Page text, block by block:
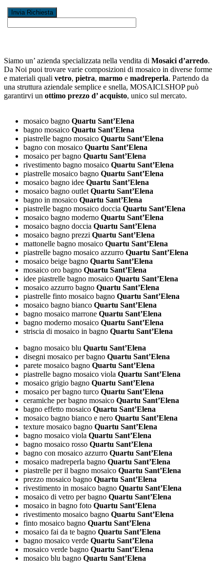
Siamo un’ azienda specializzata nella vendita di Mosaici d’arredo.
Da Noi puoi trovare varie composizioni di mosaico in diverse forme
e materiali quali vetro, pietra, marmo e madreperla. Partendo da
una struttura aziendale semplice e snella, MOSAICI.SHOP può
garantirvi un ottimo prezzo d’ acquisto, unico sul mercato.
mosaico bagno Quartu Sant’Elena
bagno mosaico Quartu Sant’Elena
piastrelle bagno mosaico Quartu Sant’Elena
bagno con mosaico Quartu Sant’Elena
mosaico per bagno Quartu Sant’Elena
rivestimento bagno mosaico Quartu Sant’Elena
piastrelle mosaico bagno Quartu Sant’Elena
mosaico bagno idee Quartu Sant’Elena
mosaico bagno outletQuartu Sant’Elena
bagno in mosaico Quartu Sant’Elena
piastrelle bagno mosaico doccia Quartu Sant’Elena
mosaico bagno moderno Quartu Sant’Elena
mosaico bagno doccia Quartu Sant’Elena
mosaico bagno prezzi Quartu Sant’Elena
mattonelle bagno mosaico Quartu Sant’Elena
piastrelle bagno mosaico azzurro Quartu Sant’Elena
mosaico beige bagno Quartu Sant’Elena
mosaico oro bagno Quartu Sant’Elena
idee piastrelle bagno mosaico Quartu Sant’Elena
mosaico azzurro bagno Quartu Sant’Elena
piastrelle finto mosaico bagno Quartu Sant’Elena
mosaico bagno bianco Quartu Sant’Elena
bagno mosaico marrone Quartu Sant’Elena
bagno moderno mosaico Quartu Sant’Elena
striscia di mosaico in bagno Quartu Sant’Elena
bagno mosaico blu Quartu Sant’Elena
disegni mosaico per bagno Quartu Sant’Elena
parete mosaico bagno Quartu Sant’Elena
piastrelle bagno mosaico viola Quartu Sant’Elena
mosaico grigio bagno Quartu Sant’Elena
mosaico per bagno turco Quartu Sant’Elena
ceramiche per bagno mosaico Quartu Sant’Elena
bagno effetto mosaico Quartu Sant’Elena
mosaico bagno bianco e nero Quartu Sant’Elena
texture mosaico bagno Quartu Sant’Elena
bagno mosaico viola Quartu Sant’Elena
bagno mosaico rosso Quartu Sant’Elena
bagno con mosaico azzurro Quartu Sant’Elena
mosaico madreperla bagno Quartu Sant’Elena
piastrelle per il bagno mosaico Quartu Sant’Elena
prezzo mosaico bagno Quartu Sant’Elena
rivestimento in mosaico bagno Quartu Sant’Elena
mosaico di vetro per bagno Quartu Sant’Elena
mosaico in bagno foto Quartu Sant’Elena
rivestimento mosaico bagno Quartu Sant’Elena
finto mosaico bagno Quartu Sant’Elena
mosaico fai da te bagno Quartu Sant’Elena
bagno mosaico verde Quartu Sant’Elena
mosaico verde bagno Quartu Sant’Elena
mosaico blu bagno Quartu Sant’Elena